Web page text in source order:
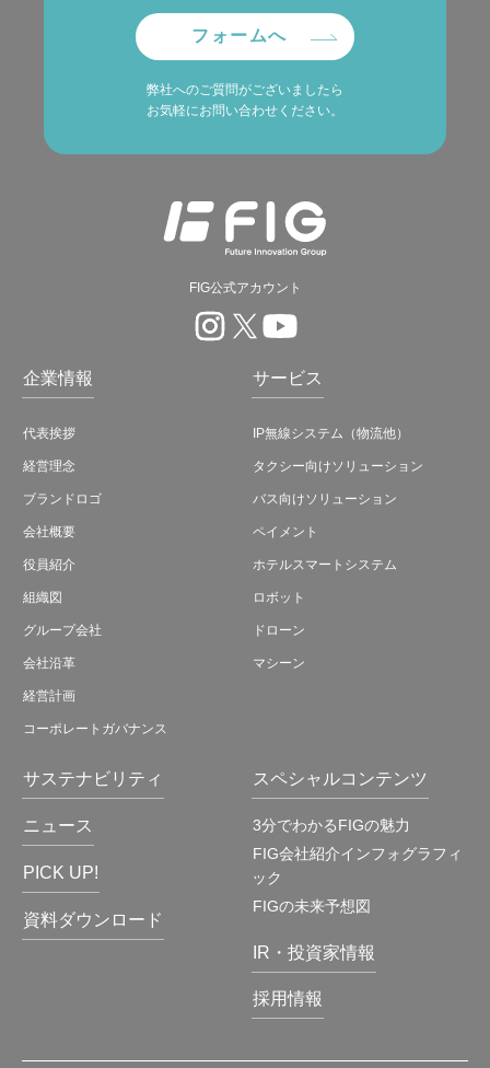
フォームへ
弊社へのご質問がございましたら
お気軽にお問い合わせください。
FIG公式アカウント
企業情報
代表挨拶
経営理念
ブランドロゴ
会社概要
役員紹介
組織図
グループ会社
会社沿革
経営計画
コーポレートガバナンス
サービス
IP無線システム（物流他）
タクシー向けソリューション
バス向けソリューション
ペイメント
ホテルスマートシステム
ロボット
ドローン
マシーン
サステナビリティ
ニュース
PICK UP!
資料ダウンロード
スペシャルコンテンツ
3分でわかるFIGの魅力
FIG会社紹介インフォグラフィ
ック
FIGの未来予想図
IR・投資家情報
採用情報